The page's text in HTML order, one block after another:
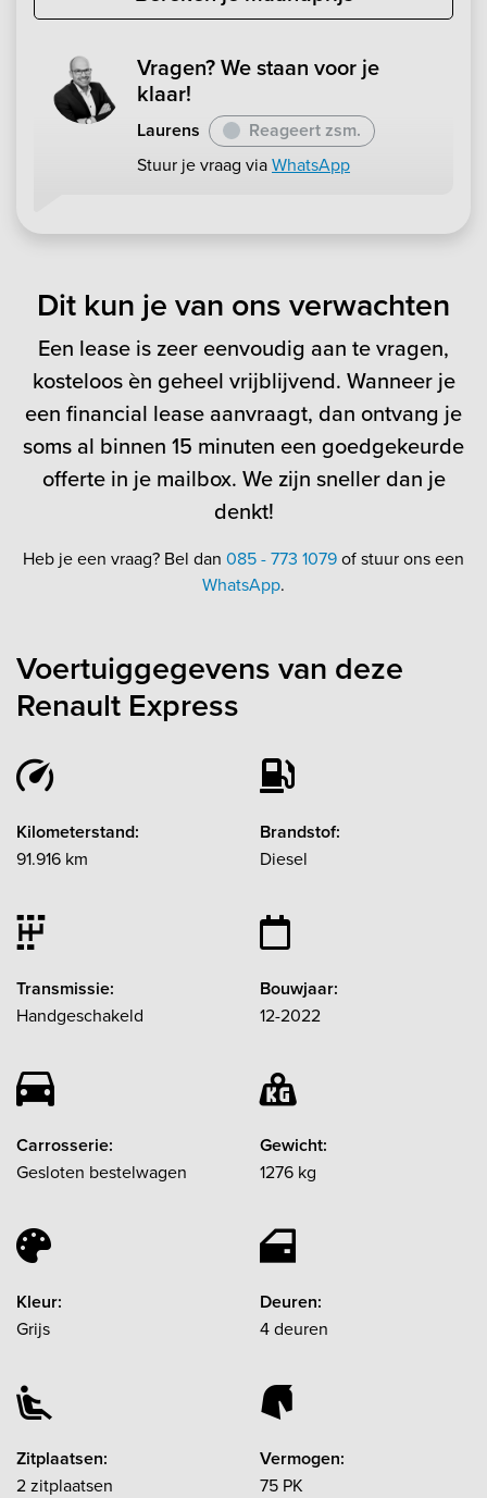
Vragen? We staan voor je
klaar!
Laurens Reageert zsm.
Stuur je vraag viaWhatsApp
Dit kun je van ons verwachten
Een lease is zeer eenvoudig aan te vragen,
kosteloos èn geheel vrijblijvend. Wanneer je
een financial lease aanvraagt, dan ontvang je
soms al binnen 15 minuten een goedgekeurde
offerte in je mailbox. We zijn sneller dan je
denkt!
Heb je een vraag? Bel dan 085 - 773 1079of stuur ons een
WhatsApp.
Voertuiggegevens van deze
Renault Express
Kilometerstand:
91.916 km
Brandstof:
Diesel
Transmissie:
Handgeschakeld
Bouwjaar:
12-2022
Carrosserie:
Gesloten bestelwagen
Gewicht:
1276 kg
Kleur:
Grijs
Deuren:
4 deuren
Zitplaatsen:
2 zitplaatsen
Vermogen:
75 PK